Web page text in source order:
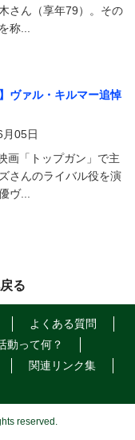
さん（享年79）。その
称...
ヴァル・キルマー追悼
05日
画「トップガン」で主
さんのライバル役を演
ヴ...
る
よくある質問
動って何？
関連リンク集
reserved.